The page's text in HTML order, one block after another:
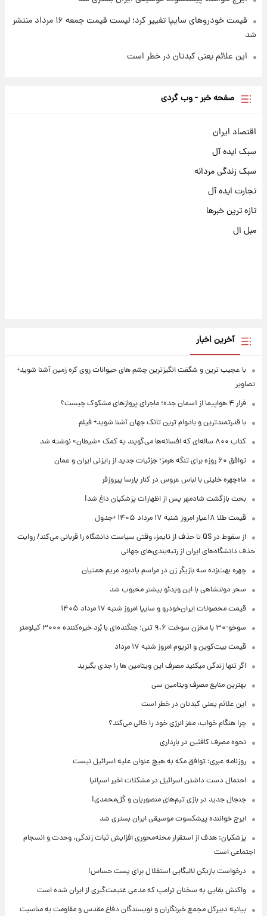
قیمت خودروهای سایپا تغییر کرد؛ لیست قیمت جمعه ۱۶ مرداد منتشر
شد
این علائم یعنی کبدتان در خطر است
صفحه خبر - وب گردی
اقتصاد ایران
سبک ایده آل
سبک زندگی مردانه
تجارت ایده آل
تازه ترین خبرها
مبل ال
آخرین اخبار
با عجیب ترین و شگفت انگیزترین چشم های حیوانات روی کره زمین آشنا شوید+
تصاویر
فرار ۴ هواپیما از آسمان جده؛ ماجرای پروازهای مشکوک چیست؟
با قدرتمندترین و بادوام ترین تانک جهان آشنا شوید+ فیلم
کتاب ۸۰۰ ساله‌ای که افسانه‌ها می‌گویند به کمک «شیطان» نوشته شد
توافق ۶۰ روزه برای تنگه هرمز؛ جزئیات جدید از رایزنی ایران و عمان
ماه‌چهره خلیلی با لباس عروس در کنار پارسا پیروزفر
بحث بازگشت شادمهر پس از اظهارات پزشکیان داغ شد!
قیمت طلا ۱۸عیار امروز شنبه ۱۷ مرداد ۱۴۰۵ +جدول
از سقوط در QS تا حذف از تایمز، وقتی سیاست دانشگاه را قربانی می‌کند/ روایت
حذف دانشگاه‌های ایران از رتبه‌بندی‌های جهانی
چهره بهت‌زده سه بازیگر زن در مراسم یادبود مریم همتیان
سحر دولتشاهی با این ویدئو بیشتر محبوب شد
قیمت محصولات ایران‌خودرو و سایپا امروز شنبه ۱۷ مرداد ۱۴۰۵
سوخو-۳۰ با مخزن سوخت ۹.۶ تنی؛ جنگنده‌ای با بُرد خیره‌کننده ۳۰۰۰ کیلومتر
قیمت بیت‌کوین و اتریوم امروز شنبه ۱۷ مرداد
اگر تنها زندگی میکنید مصرف این ویتامین ها را جدی بگیرید
بهترین منابع مصرف ویتامین سی
این علائم یعنی کبدتان در خطر است
چرا هنگام خواب، مغز انرژی خود را خالی می‌کند؟
نحوه مصرف کافئین در بارداری
روزنامه عبری: توافق مکه به هیچ عنوان علیه اسرائیل نیست
احتمال دست داشتن اسرائیل در مشکلات اخیر اسپانیا
جنجال جدید در بازی تیم‌های منصوریان و گل‌محمدی!
ایرج خواننده پیشکسوت موسیقی ایران بستری شد
پزشکیان: هدف از استقرار محله‌محوری افزایش ثبات زندگی، وحدت و انسجام
اجتماعی است
درخواست بازیکن لالیگایی استقلال برای پست حساس!
واکنش بقایی به سخنان ترامپ که مدعی غنیمت‌گیری از ایران شده است
بیانیه دبیرکل مجمع خبرنگاران و نویسندگان دفاع مقدس و مقاومت به مناسبت